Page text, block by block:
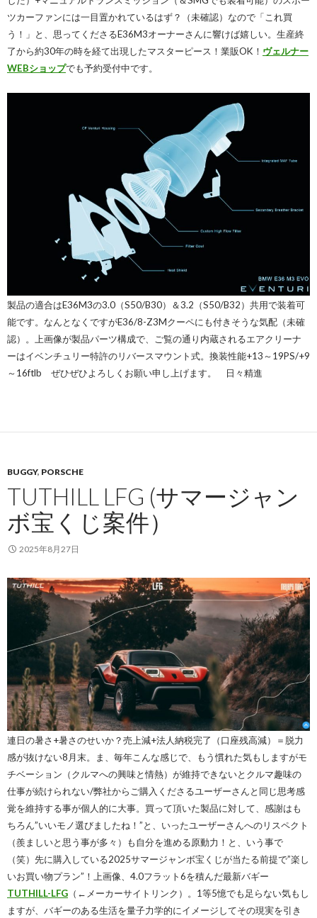
ツカーファンには一目置かれているはず？（未確認）なので「これ買
う！」と、思ってくださるE36M3オーナーさんに響けば嬉しい。生産終
了から約30年の時を経て出現したマスターピース！業販OK！ ヴェルナー
WEBショップでも予約受付中です。
製品の適合はE36M3の3.0（S50/B30）＆3.2（S50/B32）共用で装着可
能です。なんとなくですがE36/8-Z3Mクーペにも付きそうな気配（未確
認）。上画像が製品パーツ構成で、ご覧の通り内蔵されるエアクリーナ
ーはイベンチュリー特許のリバースマウント式。換装性能+13～19PS/+9
～16ftlb ぜひぜひよろしくお願い申し上げます。 日々精進
BUGGY, PORSCHE
TUTHILL LFG (サマージャン
ボ宝くじ案件）
2025年8月27日
連日の暑さ+暑さのせいか？売上減+法人納税完了（口座残高減）＝脱力
感が抜けない8月末。ま、毎年こんな感じで、もう慣れた気もしますがモ
チベーション（クルマへの興味と情熱）が維持できないとクルマ趣味の
仕事が続けられない/弊社からご購入くださるユーザーさんと同じ思考感
覚を維持する事が個人的に大事。買って頂いた製品に対して、感謝はも
ちろん”いいモノ選びましたね！”と、いったユーザーさんへのリスペクト
（羨ましいと思う事が多々）も自分を進める原動力！と、いう事で
（笑）先に購入している2025サマージャンボ宝くじが当たる前提で”楽し
いお買い物プラン”！上画像、4.0フラット6を積んだ最新バギー
TUTHILL-LFG （←メーカーサイトリンク）。1等5憶でも足らない気もし
ますが、バギーのある生活を量子力学的にイメージしてその現実を引き